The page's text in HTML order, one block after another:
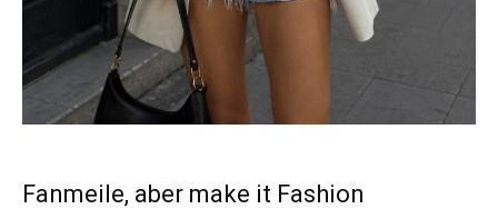
Fanmeile, aber make it Fashion